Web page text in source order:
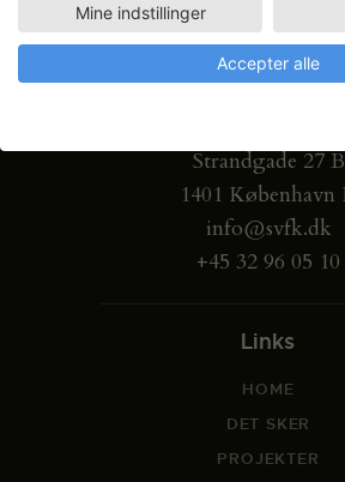
Strandgade 27 B
1401 København
info@svfk.dk
+45 32 96 05 10
Links
HOME
DET SKER
PROJEKTER
Mine indstillinger
Accepter alle